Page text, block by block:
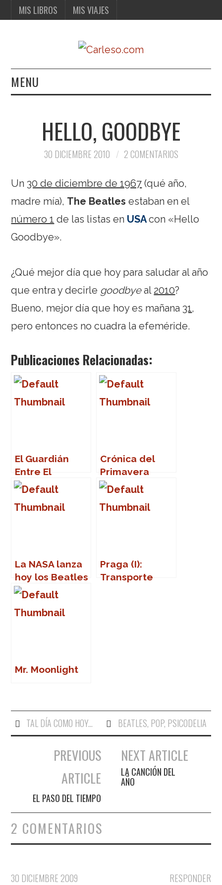
MIS LIBROS MIS VIAJES
MENU
MIS VIAJES
HELLO, GOODBYE
30 DICIEMBRE 2010 2 COMENTARIOS
Un 30 de diciembre de 1967 (qué año,
madre mía), The Beatlesestaban en el
número 1 de las listas en USAcon «Hello
Goodbye».
¿Qué mejor día que hoy para saludar al año
que entra y decirle goodbyeal 2010?
Bueno, mejor día que hoy es mañana 31,
pero entonces no cuadra la efeméride.
Publicaciones Relacionadas:
El Guardián
Entre El
Centeno
Crónica del
Primavera
Sound 2007
La NASA lanza
hoy los Beatles
al espacio
Praga (I):
Transporte
Mr. Moonlight
TAL DÍA COMO HOY... BEATLES, POP, PSICODELIA
Navegación de entradas
PREVIOUS
ARTICLE
EL PASO DEL TIEMPO
NEXT ARTICLE
LA CANCIÓN DEL
AÑO
2 COMENTARIOS
RESPONDER
30 DICIEMBRE 2009